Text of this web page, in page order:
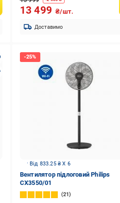
13 499 ₴/шт.
Доставимо
Від 833.25 ₴ X 6
Вентилятор підлоговий Philips
CX3550/01
21